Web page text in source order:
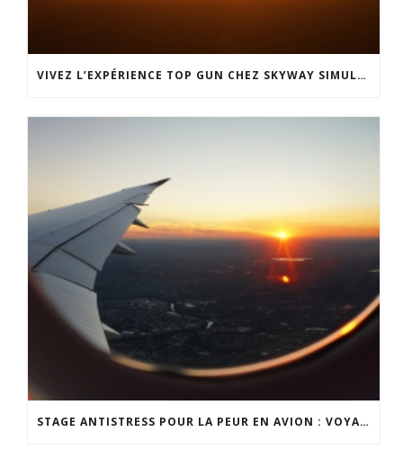
VIVEZ L’EXPÉRIENCE TOP GUN CHEZ SKYWAY SIMULATION
STAGE ANTISTRESS POUR LA PEUR EN AVION : VOYAGEZ SEREINEMENT